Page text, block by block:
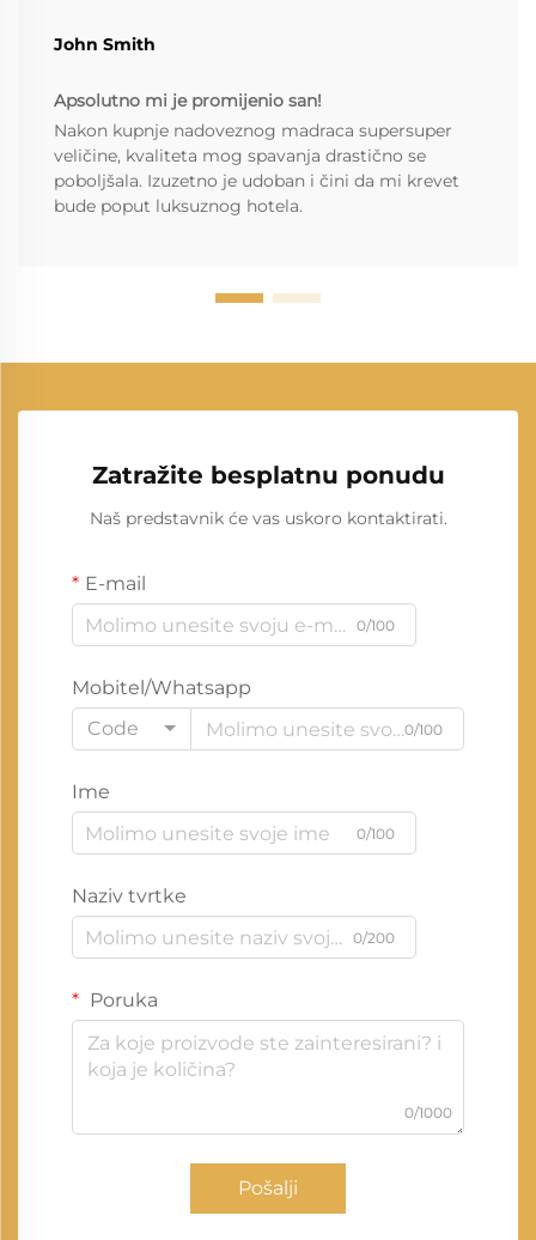
John Smith
Apsolutno mi je promijenio san!
Nakon kupnje nadoveznog madraca supersuper
veličine, kvaliteta mog spavanja drastično se
poboljšala. Izuzetno je udoban i čini da mi krevet
bude poput luksuznog hotela.
Zatražite besplatnu ponudu
Naš predstavnik će vas uskoro kontaktirati.
E-mail
0/100
Mobitel/Whatsapp
Code
0/100
Ime
0/100
Naziv tvrtke
0/200
Poruka
0/1000
Pošalji